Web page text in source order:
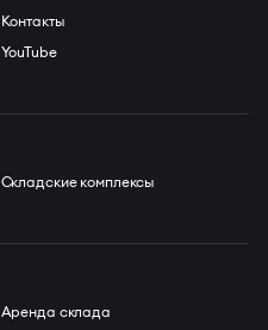
Контакты
YouTube
Складские комплексы
Аренда склада